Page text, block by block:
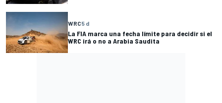
WRC5 d
La FIA marca una fecha límite para decidir si el
WRC irá o no a Arabia Saudita